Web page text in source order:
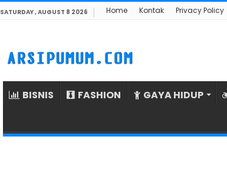
SATURDAY , AUGUST 8 2026 Home Kontak Privacy Policy
BISNIS FASHION GAYA HIDUP